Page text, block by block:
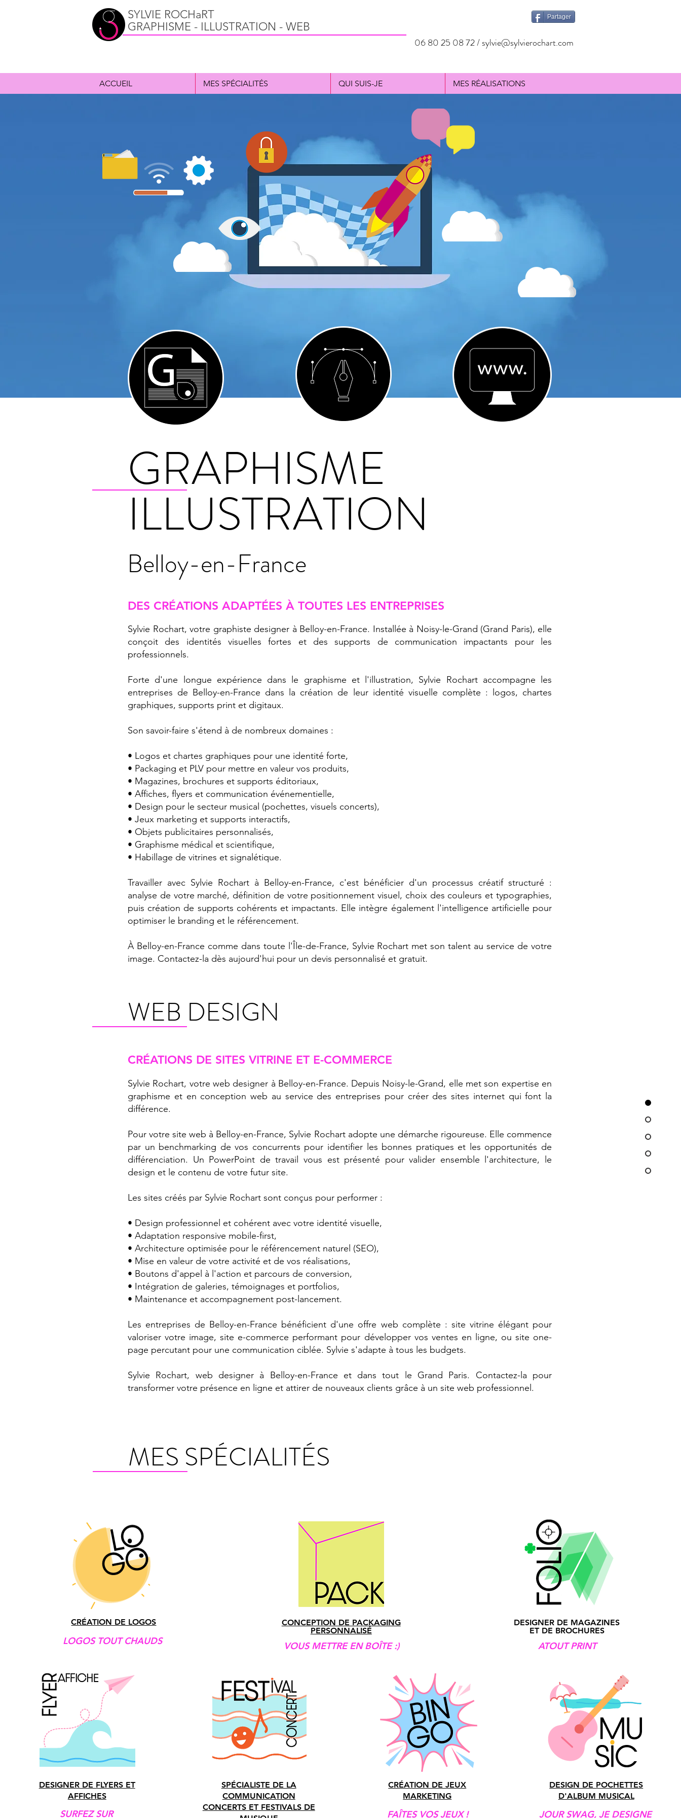
SYLVIE ROCHaRT
GRAPHISME - ILLUSTRATION - WEB
06 80 25 08 72 /sylvie@sylvierochart.com
Partager
ACCUEIL MES SPÉCIALITÉS QUI SUIS-JE MES RÉALISATIONS
GRAPHISME
ILLUSTRATION
Belloy-en-France
DES CRÉATIONS ADAPTÉES À TOUTES LES ENTREPRISES
Sylvie Rochart, votre graphiste designer à Belloy-en-France. Installée à Noisy-le-Grand (Grand Paris), elle
conçoit des identités visuelles fortes et des supports de communication impactants pour les
professionnels.
Forte d'une longue expérience dans le graphisme et l'illustration, Sylvie Rochart accompagne les
entreprises de Belloy-en-France dans la création de leur identité visuelle complète : logos, chartes
graphiques, supports print et digitaux.
Son savoir-faire s'étend à de nombreux domaines :
• Logos et chartes graphiques pour une identité forte,
• Packaging et PLV pour mettre en valeur vos produits,
• Magazines, brochures et supports éditoriaux,
• Affiches, flyers et communication événementielle,
• Design pour le secteur musical (pochettes, visuels concerts),
• Jeux marketing et supports interactifs,
• Objets publicitaires personnalisés,
• Graphisme médical et scientifique,
• Habillage de vitrines et signalétique.
Travailler avec Sylvie Rochart à Belloy-en-France, c'est bénéficier d'un processus créatif structuré :
analyse de votre marché, définition de votre positionnement visuel, choix des couleurs et typographies,
puis création de supports cohérents et impactants. Elle intègre également l'intelligence artificielle pour
optimiser le branding et le référencement.
À Belloy-en-France comme dans toute l'Île-de-France, Sylvie Rochart met son talent au service de votre
image. Contactez-la dès aujourd'hui pour un devis personnalisé et gratuit.
WEB DESIGN
CRÉATIONS DE SITES VITRINE ET E-COMMERCE
Sylvie Rochart, votre web designer à Belloy-en-France. Depuis Noisy-le-Grand, elle met son expertise en
graphisme et en conception web au service des entreprises pour créer des sites internet qui font la
différence.
Pour votre site web à Belloy-en-France, Sylvie Rochart adopte une démarche rigoureuse. Elle commence
par un benchmarking de vos concurrents pour identifier les bonnes pratiques et les opportunités de
différenciation. Un PowerPoint de travail vous est présenté pour valider ensemble l'architecture, le
design et le contenu de votre futur site.
Les sites créés par Sylvie Rochart sont conçus pour performer :
• Design professionnel et cohérent avec votre identité visuelle,
• Adaptation responsive mobile-first,
• Architecture optimisée pour le référencement naturel (SEO),
• Mise en valeur de votre activité et de vos réalisations,
• Boutons d'appel à l'action et parcours de conversion,
• Intégration de galeries, témoignages et portfolios,
• Maintenance et accompagnement post-lancement.
Les entreprises de Belloy-en-France bénéficient d'une offre web complète : site vitrine élégant pour
valoriser votre image, site e-commerce performant pour développer vos ventes en ligne, ou site one-
page percutant pour une communication ciblée. Sylvie s'adapte à tous les budgets.
Sylvie Rochart, web designer à Belloy-en-France et dans tout le Grand Paris. Contactez-la pour
transformer votre présence en ligne et attirer de nouveaux clients grâce à un site web professionnel.
MES SPÉCIALITÉS
CRÉATION DE LOGOS
LOGOS TOUT CHAUDS
CONCEPTION DE PACKAGING
PERSONNALISÉ
VOUS METTRE EN BOÎTE :)
DESIGNER DE MAGAZINES
ET DE BROCHURES
ATOUT PRINT
DESIGNER DE FLYERS ET
AFFICHES
SURFEZ SUR
SPÉCIALISTE DE LA
COMMUNICATION
CONCERTS ET FESTIVALS DE
CRÉATION DE JEUX
MARKETING
FAÎTES VOS JEUX !
DESIGN DE POCHETTES
D'ALBUM MUSICAL
JOUR SWAG, JE DESIGNE